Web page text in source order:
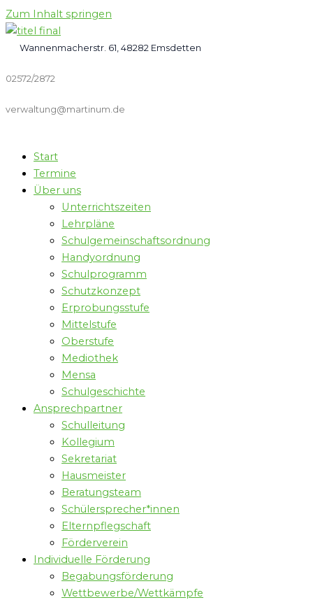
Zum Inhalt springen
Wannenmacherstr. 61, 48282 Emsdetten
02572/2872
verwaltung@martinum.de
Start
Termine
Über uns
Unterrichtszeiten
Lehrpläne
Schulgemeinschaftsordnung
Handyordnung
Schulprogramm
Schutzkonzept
Erprobungsstufe
Mittelstufe
Oberstufe
Mediothek
Mensa
Schulgeschichte
Ansprechpartner
Schulleitung
Kollegium
Sekretariat
Hausmeister
Beratungsteam
Schülersprecher*innen
Elternpflegschaft
Förderverein
Individuelle Förderung
Begabungsförderung
Wettbewerbe/Wettkämpfe